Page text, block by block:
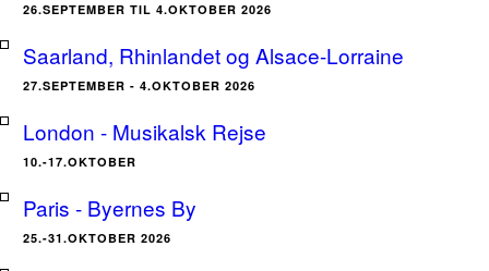
26.SEPTEMBER TIL 4.OKTOBER 2026
Saarland, Rhinlandet og Alsace-Lorraine
27.SEPTEMBER - 4.OKTOBER 2026
London - Musikalsk Rejse
10.-17.OKTOBER
Paris - Byernes By
25.-31.OKTOBER 2026